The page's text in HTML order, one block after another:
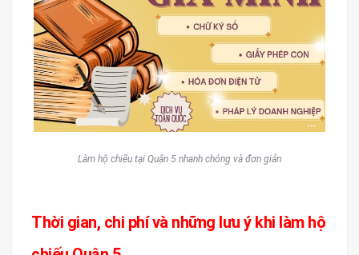
Làm hộ chiếu tại Quận 5 nhanh chóng và đơn giản
Thời gian, chi phí và những lưu ý khi làm hộ